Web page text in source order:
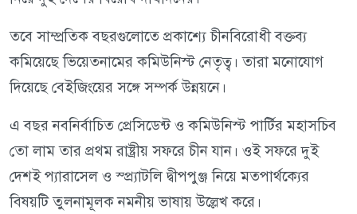
তবে সাম্প্রতিক বছরগুলোতে প্রকাশ্যে চীনবিরোধী বক্তব্য
কমিয়েছে ভিয়েতনামের কমিউনিস্ট নেতৃত্ব। তারা মনোযোগ
দিয়েছে বেইজিংয়ের সঙ্গে সম্পর্ক উন্নয়নে।
এ বছর নবনির্বাচিত প্রেসিডেন্ট ও কমিউনিস্ট পার্টির মহাসচিব
তো লাম তার প্রথম রাষ্ট্রীয় সফরে চীন যান। ওই সফরে দুই
দেশই প্যারাসেল ও স্প্র্যাটলি দ্বীপপুঞ্জ নিয়ে মতপার্থক্যের
বিষয়টি তুলনামূলক নমনীয় ভাষায় উল্লেখ করে।